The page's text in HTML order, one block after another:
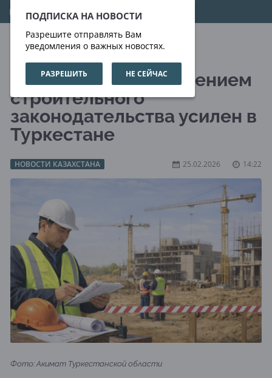
ПОДПИСКА НА НОВОСТИ
Разрешите отправлять Вам
уведомления о важных новостях.
РАЗРЕШИТЬ НЕ СЕЙЧАС
10.08.2026 14:23:40
Контроль за соблюдением
строительного
законодательства усилен в
Туркестане
НОВОСТИ КАЗАХСТАНА 25.02.2026 14:22
Фото: Акимат Туркестанской области